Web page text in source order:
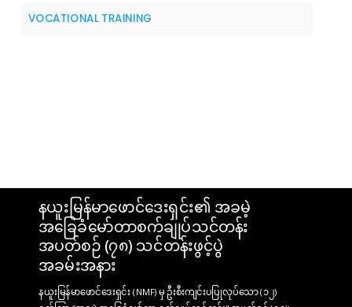
VOCATIONAL TRAINING
နယူးမြန်မာဖောင်ဒေးရှင်း၏ အခမဲ့
အခြေခံမော်တာစက်ချုပ်သင်တန်း
အပတ်စဉ် (၇၈) သင်တန်းဖွင့်ပွဲ
အခမ်းအနား
နယူးမြန်မာဖောင်ဒေးရှင်း (NMF) မှ ဦးစီးကျင်းပပြုလုပ်သော (၁၂)